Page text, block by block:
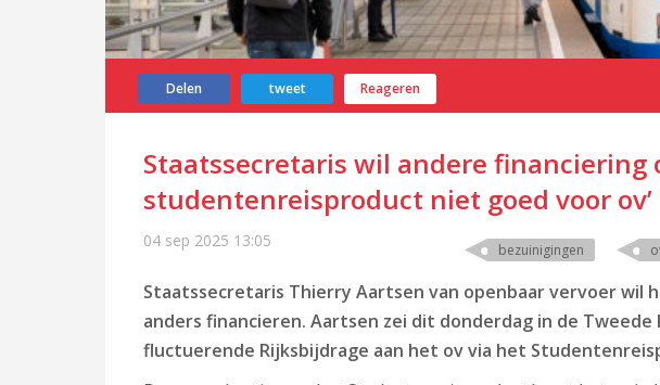
Delen tweet Reageren
Staatssecretaris wil andere financiering
studentenreisproduct niet goed voor ov’
04 sep 2025 13:05 bezuinigingen
Staatssecretaris Thierry Aartsen van openbaar vervoer wil
anders financieren. Aartsen zei dit donderdag in de
fluctuerende Rijksbijdrage aan het ov via het